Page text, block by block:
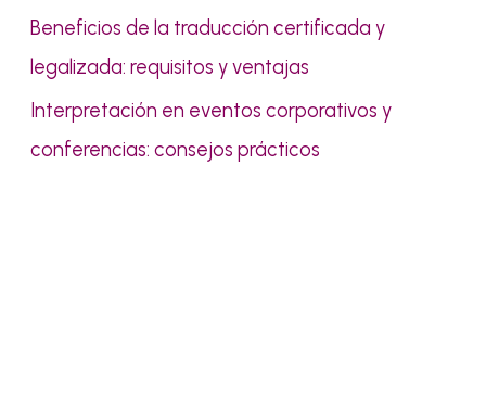
Beneficios de la traducción certificada y
legalizada: requisitos y ventajas
Interpretación en eventos corporativos y
conferencias: consejos prácticos